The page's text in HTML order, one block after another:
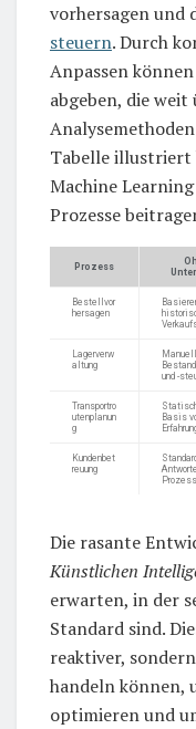
vorhersagen und
steuern. Durch
Anpassen
abgeben, die
Tabelle illustriert
Machine
Prozesse
Prozess
Bestellvor
hersagen
Lagerverw
altung
und -
Transportro
utenplanun
g
Basis
Kundenbet
reuung
Die rasante
Künstlichen
erwarten, in der
Standard sind.
reaktiver,
handeln können,
optimieren und